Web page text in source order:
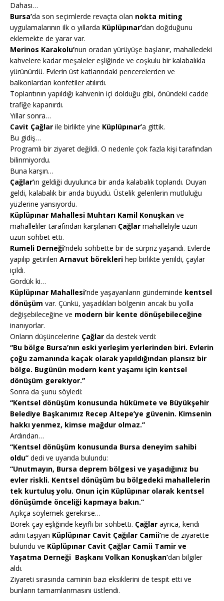
Dahası…
Bursa’da son seçimlerde revaçta olan nokta miting
uygulamalarının ilk o yıllarda Küplüpınar’dan doğduğunu
eklemekte de yarar var.
Merinos Karakolu’nun oradan yürüyüşe başlanır, mahalledeki
kahvelere kadar meşaleler eşliğinde ve coşkulu bir kalabalıkla
yürünürdü. Evlerin üst katlarındaki pencerelerden ve
balkonlardan konfetiler atılırdı.
Toplantının yapıldığı kahvenin içi dolduğu gibi, önündeki cadde
trafiğe kapanırdı.
Yıllar sonra…
Cavit Çağlar ile birlikte yine Küplüpınar’a gittik.
Bu gidiş…
Programlı bir ziyaret değildi. O nedenle çok fazla kişi tarafından
bilinmiyordu.
Buna karşın…
Çağlar’ın geldiği duyulunca bir anda kalabalık toplandı. Duyan
geldi, kalabalık bir anda büyüdü. Üstelik gelenlerin mutluluğu
yüzlerine yansıyordu.
Küplüpınar Mahallesi Muhtarı Kamil Konuşkan ve
mahalleliler tarafından karşılanan Çağlar mahalleliyle uzun
uzun sohbet etti.
Rumeli Derneği’ndeki sohbette bir de sürpriz yaşandı. Evlerde
yapılıp getirilen Arnavut börekleri hep birlikte yenildi, çaylar
içildi.
Gördük ki…
Küplüpınar Mahallesi’nde yaşayanların gündeminde kentsel
dönüşüm var. Çünkü, yaşadıkları bölgenin ancak bu yolla
değişebileceğine ve modern bir kente dönüşebileceğine
inanıyorlar.
Onların düşüncelerine Çağlar da destek verdi:
“Bu bölge Bursa’nın eski yerleşim yerlerinden biri. Evlerin
çoğu zamanında kaçak olarak yapıldığından plansız bir
bölge. Bugünün modern kent yaşamı için kentsel
dönüşüm gerekiyor.”
Sonra da şunu söyledi:
“Kentsel dönüşüm konusunda hükümete ve Büyükşehir
Belediye Başkanımız Recep Altepe’ye güvenin. Kimsenin
hakkı yenmez, kimse mağdur olmaz.”
Ardından…
“Kentsel dönüşüm konusunda Bursa deneyim sahibi
oldu” dedi ve uyarıda bulundu:
“Unutmayın, Bursa deprem bölgesi ve yaşadığınız bu
evler riskli. Kentsel dönüşüm bu bölgedeki mahallelerin
tek kurtuluş yolu. Onun için Küplüpınar olarak kentsel
dönüşümde önceliği kapmaya bakın.”
Açıkça söylemek gerekirse…
Börek-çay eşliğinde keyifli bir sohbetti. Çağlar ayrıca, kendi
adını taşıyan Küplüpınar Cavit Çağılar Camii’ne de ziyarette
bulundu ve Küplüpınar Cavit Çağlar Camii Tamir ve
Yaşatma Derneği Başkanı Volkan Konuşkan’dan bilgiler
aldı.
Ziyareti sırasında caminin bazı eksiklerini de tespit etti ve
bunların tamamlanmasını üstlendi.